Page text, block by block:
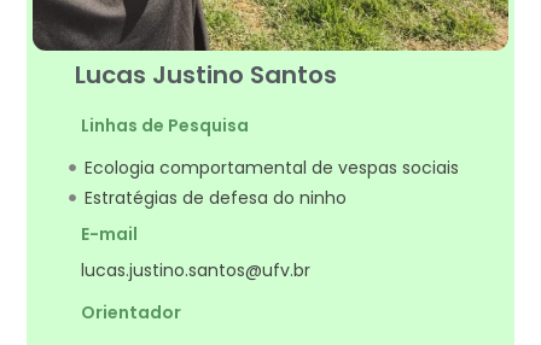
Lucas Justino Santos
Linhas de Pesquisa
Ecologia comportamental de vespas sociais
Estratégias de defesa do ninho
E-mail
lucas.justino.santos@ufv.br
Orientador